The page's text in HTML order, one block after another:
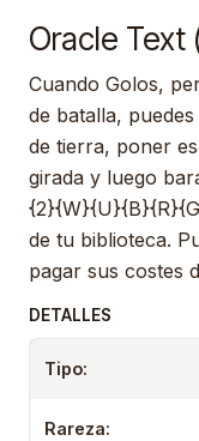
Oracle Text
Cuando Golos,
de batalla,
de tierra, poner
girada y luego
de tu biblioteca.
pagar sus costes
DETALLES
Tipo:
Rareza: